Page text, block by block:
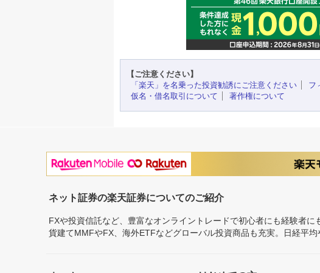
【ご注意ください】
「楽天」を名乗った投資勧誘にご注意ください
フ
仮名・借名取引について
著作権について
ネット証券の楽天証券についてのご紹介
FXや投資信託など、豊富なオンライントレードで初心者にも経験者
貨建てMMFやFX、海外ETFなどグローバル投資商品も充実。日経平均